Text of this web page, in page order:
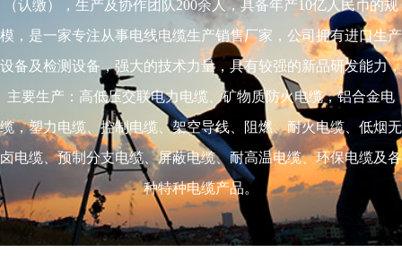
（认缴），生产及协作团队200余人，具备年产10亿人民币的规
模，是一家专注从事电线电缆生产销售厂家，公司拥有进口生产
设备及检测设备，强大的技术力量，具有较强的新品研发能力，
主要生产：高低压交联电力电缆、矿物质防火电缆，铝合金电
缆，塑力电缆、控制电缆、架空导线、阻燃、耐火电缆、低烟无
卤电缆、预制分支电缆、屏蔽电缆、耐高温电缆、环保电缆及各
种特种电缆产品。